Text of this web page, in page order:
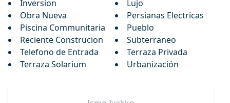
Inversion
Lujo
Obra Nueva
Persianas Electricas
Piscina Communitaria
Pueblo
Reciente Construcion
Subterraneo
Telefono de Entrada
Terraza Privada
Terraza Solarium
Urbanización